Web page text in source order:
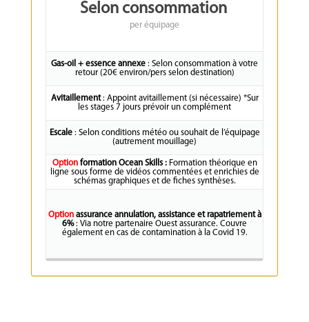
Selon consommation
per équipage
Gas-oil + essence annexe : Selon consommation à votre
retour (20€ environ/pers selon destination)
Avitaillement: Appoint avitaillement (si nécessaire) *Sur
les stages 7 jours prévoir un complément
Escale: Selon conditions météo ou souhait de l’équipage
(autrement mouillage)
Option formation Ocean Skills : Formation théorique en
ligne sous forme de vidéos commentées et enrichies de
schémas graphiques et de fiches synthèses.
Option assurance annulation, assistance et rapatriement à
6%: Via notre partenaire Ouest assurance. Couvre
également en cas de contamination à la Covid 19.